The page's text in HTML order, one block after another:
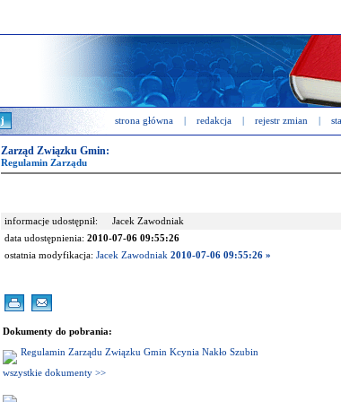
strona główna redakcja rejestr zmian
Zarząd Związku Gmin:
Regulamin Zarządu
informacje udostępnił:
Jacek Zawodniak
data udostępnienia: 2010-07-06 09:55:26
ostatnia modyfikacja: Jacek Zawodniak 2010-07-06 09:55:26 »
Dokumenty do pobrania:
Regulamin Zarządu Związku Gmin Kcynia Nakło Szubin
wszystkie dokumenty >>